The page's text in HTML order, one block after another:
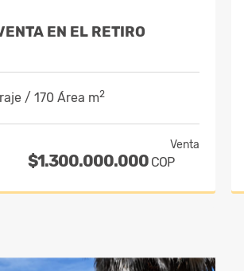
EN EL RETIRO
/ 170 Área m2
Venta
$1.300.000.000 COP